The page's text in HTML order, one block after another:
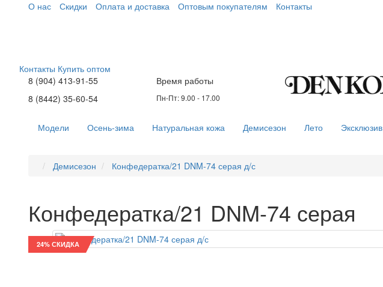
О нас Скидки Оплата и доставка Оптовым покупателям Контакты
Контакты Купить оптом
8 (904) 413-91-55
8 (8442) 35-60-54
Время работы
Пн-Пт: 9.00 - 17.00
Модели Осень-зима Натуральная кожа Демисезон Лето Эксклюзив
Демисезон Конфедератка/21 DNM-74 серая д/с
Конфедератка/21 DNM-74 серая
24% СКИДКА